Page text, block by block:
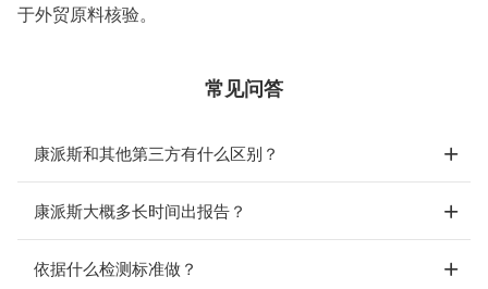
于外贸原料核验。
常见问答
康派斯和其他第三方有什么区别？
康派斯大概多长时间出报告？
依据什么检测标准做？